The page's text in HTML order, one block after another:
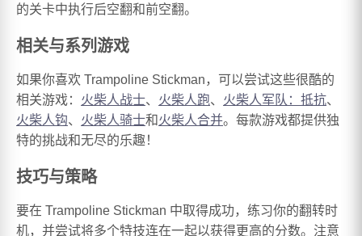
的关卡中执行后空翻和前空翻。
相关与系列游戏
如果你喜欢 Trampoline Stickman，可以尝试这些很酷的
相关游戏： 火柴人战士、 火柴人跑、 火柴人军队：抵抗、
火柴人钩、 火柴人骑士和火柴人合并。每款游戏都提供独
特的挑战和无尽的乐趣！
技巧与策略
要在 Trampoline Stickman 中取得成功，练习你的翻转时
机，并尝试将多个特技连在一起以获得更高的分数。注意